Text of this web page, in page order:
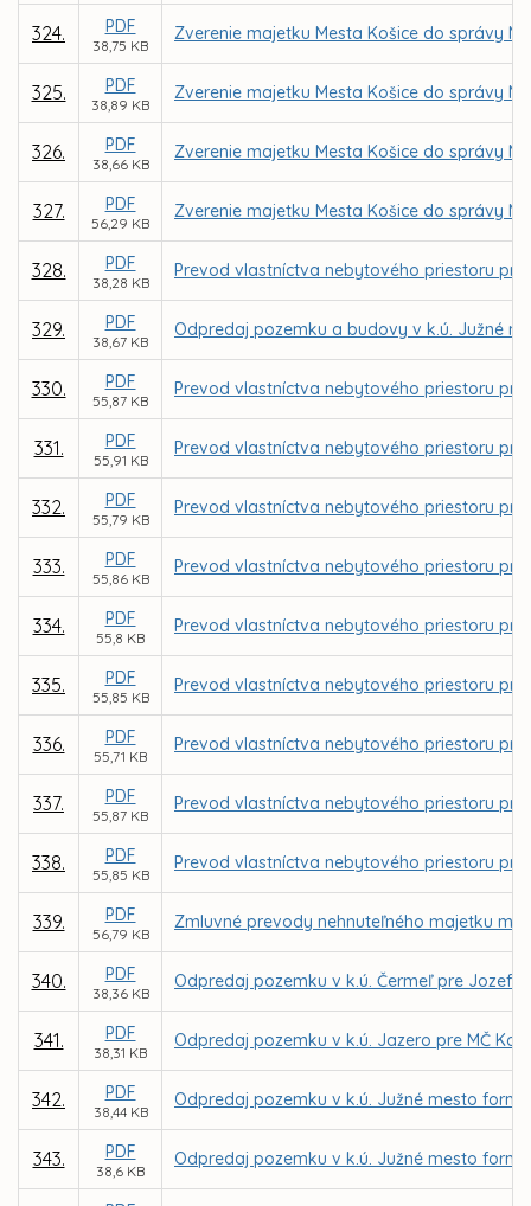
324. PDF
38,75 KB
Zverenie majetku Mesta Košice do správy
325. PDF
38,89 KB
Zverenie majetku Mesta Košice do správy
326. PDF
38,66 KB
Zverenie majetku Mesta Košice do správy
327. PDF
56,29 KB
Zverenie majetku Mesta Košice do správy
328. PDF
38,28 KB
Prevod vlastníctva nebytového priestoru pre
329. PDF
38,67 KB
Odpredaj pozemku a budovy v k.ú. Južné
330. PDF
55,87 KB
Prevod vlastníctva nebytového priestoru
331. PDF
55,91 KB
Prevod vlastníctva nebytového priestoru pre
332. PDF
55,79 KB
Prevod vlastníctva nebytového priestoru pre
333. PDF
55,86 KB
Prevod vlastníctva nebytového priestoru pre
334. PDF
55,8 KB
Prevod vlastníctva nebytového priestoru pre
335. PDF
55,85 KB
Prevod vlastníctva nebytového priestoru pre
336. PDF
55,71 KB
Prevod vlastníctva nebytového priestoru pre
337. PDF
55,87 KB
Prevod vlastníctva nebytového priestoru pre
338. PDF
55,85 KB
Prevod vlastníctva nebytového priestoru pre
339. PDF
56,79 KB
Zmluvné prevody nehnuteľného majetku
340. PDF
38,36 KB
Odpredaj pozemku v k.ú. Čermeľ pre Jozefa
341. PDF
38,31 KB
Odpredaj pozemku v k.ú. Jazero pre MČ
342. PDF
38,44 KB
Odpredaj pozemku v k.ú. Južné mesto
343. PDF
38,6 KB
Odpredaj pozemku v k.ú. Južné mesto